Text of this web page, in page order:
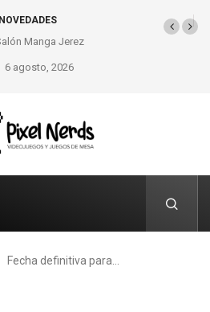
NOVEDADES
Pixel Book para
amantes de lo retro
6 agosto, 2026
Fecha definitiva para…